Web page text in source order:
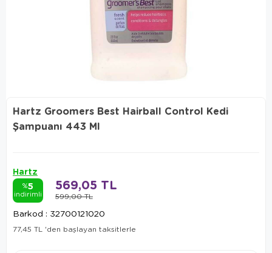
Hartz Groomers Best Hairball Control Kedi
Şampuanı 443 Ml
Hartz
%5
indirimli 599,00 TL
569,05 TL
Barkod : 32700121020
77,45 TL 'den başlayan taksitlerle